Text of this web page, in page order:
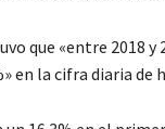
que «entre 2018 y
en la cifra diaria de